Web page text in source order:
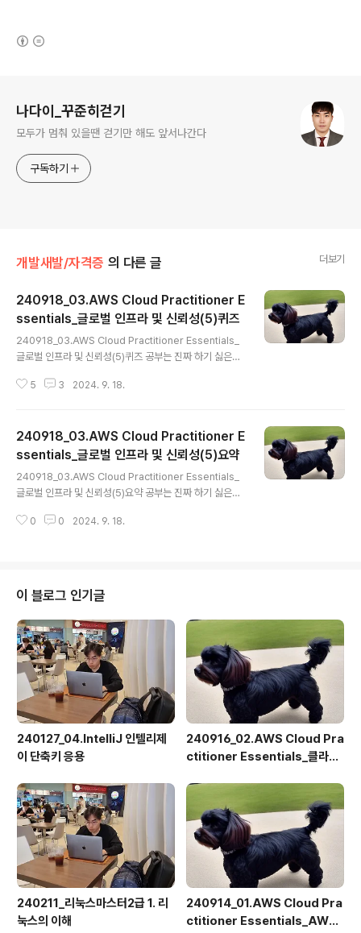
나다이_꾸준히걷기
모두가 멈춰 있을땐 걷기만 해도 앞서나간다
구독하기
개발새발/자격증 의 다른 글 더보기
240918_03.AWS Cloud Practitioner E
ssentials_글로벌 인프라 및 신뢰성(5)퀴즈
240918_03.AWS Cloud Practitioner Essentials_
글로벌 인프라 및 신뢰성(5)퀴즈 공부는 진짜 하기 싫은데,
글로벌 인프라에 대한 올바른 설명은 무엇입니까? - 리전
법적 요구 사항 준수 - 고객과의 근접성 다음 중 Amazon
CloudFront를 가장 잘 설명한 것은 무엇입니까? - 글로
여, 콘텐츠를 캐시하여 전세계 고객에게 콘텐츠를 전송하
며, 캐시된 콘텐츠는 로컬에 복사본으로 저장됨(동영상 파
일, 사진, 웹페이지 등) AWS Outpo..
5 3 2024. 9. 18.
240918_03.AWS Cloud Practitioner E
ssentials_글로벌 인프라 및 신뢰성(5)요약
240918_03.AWS Cloud Practitioner Essentials_
글로벌 인프라 및 신뢰성(5)요약 공부는 진짜 하기 싫은데,
가용 영역 - 엣지 로케이션 및 Amazon CloudFront - A
2/play/107682/aws-cloud-practitioner-essenti
als-korean-na-hangug-eo-gang-ui Self-paced
digital training on AWS - A..
0 0 2024. 9. 18.
이 블로그 인기글
240127_04.IntelliJ 인텔리제
이 단축키 응용
240916_02.AWS Cloud Pra
ctitioner Essentials_클라우
240211_리눅스마스터2급 1. 리
눅스의 이해
240914_01.AWS Cloud Pra
ctitioner Essentials_AWS